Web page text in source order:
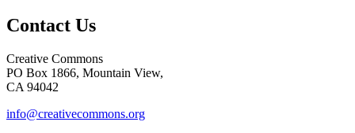
Contact Us
Creative Commons
PO Box 1866, Mountain View,
CA 94042
info@creativecommons.org